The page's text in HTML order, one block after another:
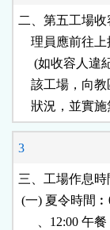
二、第五工場
理員應前往
(如收容人
該工場，向
狀況，並實
3
三、工場作息時
(一) 夏令時間
、12:00